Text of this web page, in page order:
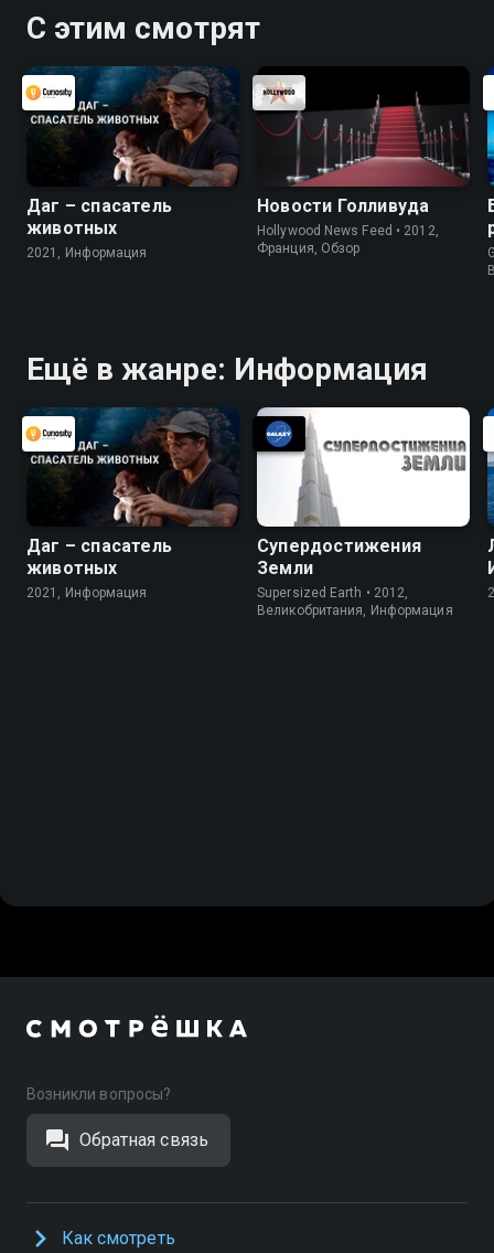
С этим смотрят
Даг – спасатель
животных
2021, Информация
Новости Голливуда
Hollywood News Feed • 2012,
Франция, Обзор
Ещё в жанре: Информация
Даг – спасатель
животных
2021, Информация
Супердостижения
Земли
Supersized Earth • 2012,
Великобритания, Информация
Возникли вопросы?
Обратная связь
Как смотреть